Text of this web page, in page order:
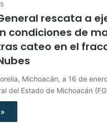
rescata a
condiciones de
cateo en el
Michoacán, a 16 de
del Estado de Michoacán